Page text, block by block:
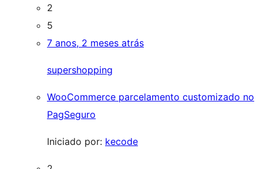
2
5
7 anos, 2 meses atrás
supershopping
WooCommerce parcelamento customizado no
PagSeguro
Iniciado por: kecode